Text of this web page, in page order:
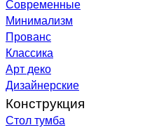
Современные
Минимализм
Прованс
Классика
Арт деко
Дизайнерские
Конструкция
Стол тумба